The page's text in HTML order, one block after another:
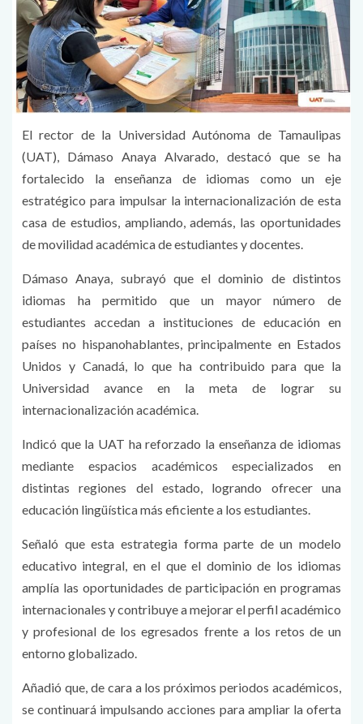
El rector de la Universidad Autónoma de Tamaulipas
(UAT), Dámaso Anaya Alvarado, destacó que se ha
fortalecido la enseñanza de idiomas como un eje
estratégico para impulsar la internacionalización de esta
casa de estudios, ampliando, además, las oportunidades
de movilidad académica de estudiantes y docentes.
Dámaso Anaya, subrayó que el dominio de distintos
idiomas ha permitido que un mayor número de
estudiantes accedan a instituciones de educación en
países no hispanohablantes, principalmente en Estados
Unidos y Canadá, lo que ha contribuido para que la
Universidad avance en la meta de lograr su
internacionalización académica.
Indicó que la UAT ha reforzado la enseñanza de idiomas
mediante espacios académicos especializados en
distintas regiones del estado, logrando ofrecer una
educación lingüística más eficiente a los estudiantes.
Señaló que esta estrategia forma parte de un modelo
educativo integral, en el que el dominio de los idiomas
amplía las oportunidades de participación en programas
internacionales y contribuye a mejorar el perfil académico
y profesional de los egresados frente a los retos de un
entorno globalizado.
Añadió que, de cara a los próximos periodos académicos,
se continuará impulsando acciones para ampliar la oferta